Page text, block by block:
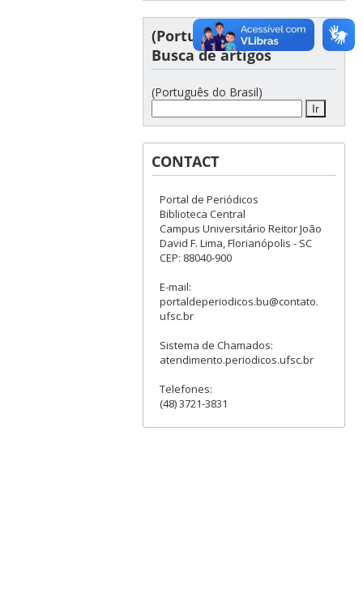
(Português do Brasil)
Busca de artigos
(Português do Brasil)
CONTACT
Portal de Periódicos
Biblioteca Central
Campus Universitário Reitor João
David F. Lima, Florianópolis - SC
CEP: 88040-900
E-mail:
portaldeperiodicos.bu@contato.
ufsc.br
Sistema de Chamados:
atendimento.periodicos.ufsc.br
Telefones:
(48) 3721-3831